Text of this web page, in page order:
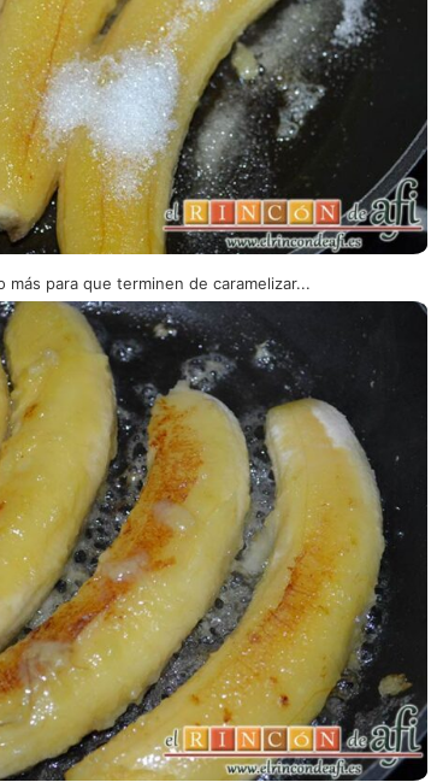
para que terminen de caramelizar...